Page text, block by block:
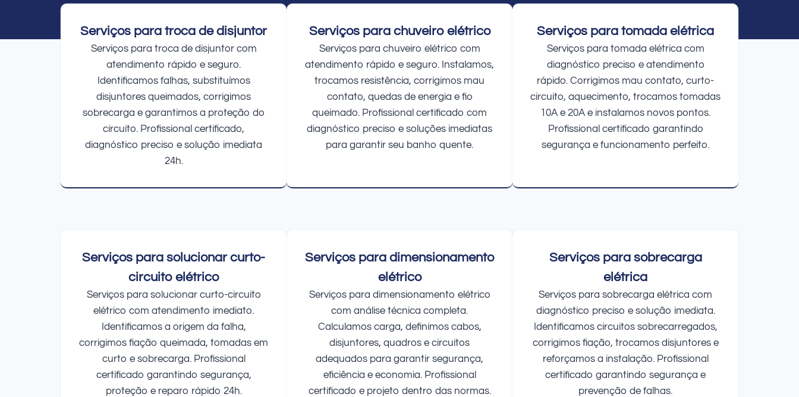
Serviços para troca de disjuntor
Serviços para troca de disjuntor com
atendimento rápido e seguro.
Identificamos falhas, substituímos
disjuntores queimados, corrigimos
sobrecarga e garantimos a proteção do
circuito. Profissional certificado,
diagnóstico preciso e solução imediata
24h.
Serviços para chuveiro elétrico
Serviços para chuveiro elétrico com
atendimento rápido e seguro. Instalamos,
trocamos resistência, corrigimos mau
contato, quedas de energia e fio
queimado. Profissional certificado com
diagnóstico preciso e soluções imediatas
para garantir seu banho quente.
Serviços para tomada elétrica
Serviços para tomada elétrica com
diagnóstico preciso e atendimento
rápido. Corrigimos mau contato, curto-
circuito, aquecimento, trocamos tomadas
10A e 20A e instalamos novos pontos.
Profissional certificado garantindo
segurança e funcionamento perfeito.
Serviços para solucionar curto-
circuito elétrico
Serviços para solucionar curto-circuito
elétrico com atendimento imediato.
Identificamos a origem da falha,
corrigimos fiação queimada, tomadas em
curto e sobrecarga. Profissional
certificado garantindo segurança,
proteção e reparo rápido 24h.
Serviços para dimensionamento
elétrico
Serviços para dimensionamento elétrico
com análise técnica completa.
Calculamos carga, definimos cabos,
disjuntores, quadros e circuitos
adequados para garantir segurança,
eficiência e economia. Profissional
certificado e projeto dentro das normas.
Serviços para sobrecarga
elétrica
Serviços para sobrecarga elétrica com
diagnóstico preciso e solução imediata.
Identificamos circuitos sobrecarregados,
corrigimos fiação, trocamos disjuntores e
reforçamos a instalação. Profissional
certificado garantindo segurança e
prevenção de falhas.